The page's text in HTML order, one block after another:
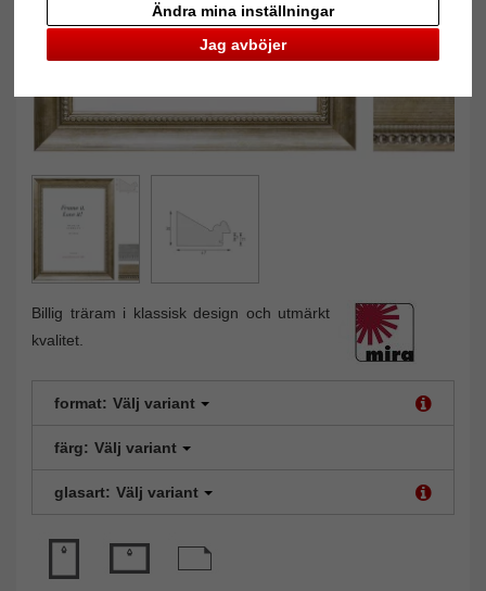
Jag avböjer
Ändra mina inställningar
Billig träram i klassisk design och utmärkt
kvalitet.
format: Välj variant
färg: Välj variant
glasart: Välj variant